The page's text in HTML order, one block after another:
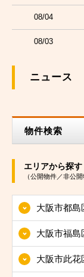
08/04
08/03
ニュース
物件検索
エリアから探す
（公開物件／非公開
大阪市都島
大阪市福島
大阪市此花